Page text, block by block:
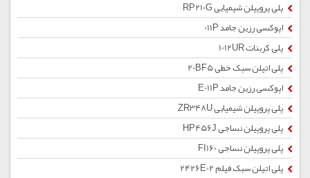
پلی پروپیلن شیمیایی RP210G
اپوکسی رزین جامد 011P
پلی کربنات 1012UR
پلی اتیلن سبک خطی 20BF5
اپوکسی رزین جامد E011P
پلی پروپیلن شیمیایی ZR348U
پلی پروپیلن نساجی HP456J
پلی پروپیلن نساجی FI160
پلی اتیلن سبک فیلم 2426E02